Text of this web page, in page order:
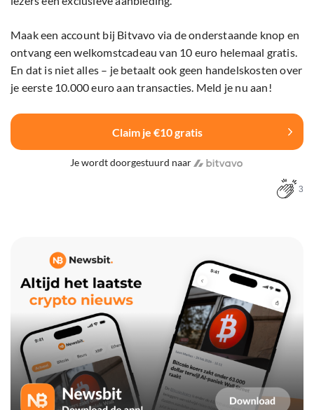
Maak een account bij Bitvavo via de onderstaande knop en
ontvang een welkomstcadeau van 10 euro helemaal gratis.
En dat is niet alles – je betaalt ook geen handelskosten over
je eerste 10.000 euro aan transacties. Meld je nu aan!
Claim je €10 gratis
Je wordt doorgestuurd naar
3